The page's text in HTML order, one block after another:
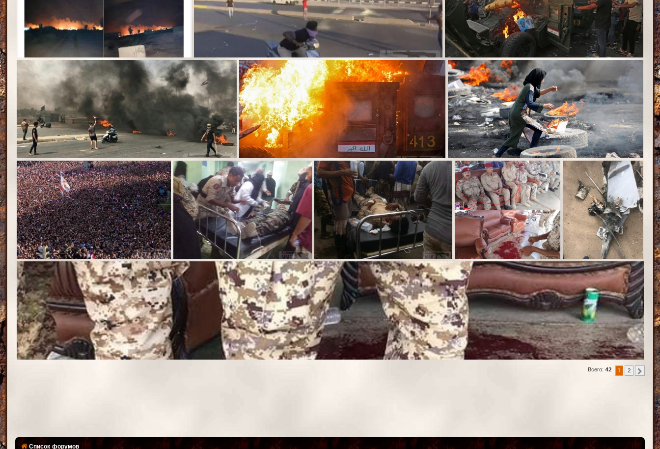
Всего: 42 2 След.
Список форумов